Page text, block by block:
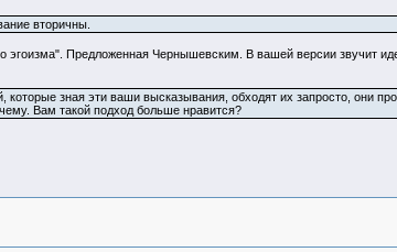
вторичны.
эгоизма". Предложенная Чернышевским. В вашей версии звучит
зная эти ваши высказывания, обходят их запросто, они
Вам такой подход больше нравится?